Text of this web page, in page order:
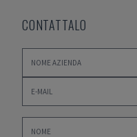
CONTATTALO